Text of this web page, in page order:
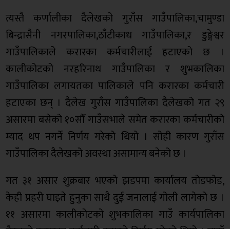
त्यस्तै कर्णालीका दैलेखको गुराँस गाउँपालिका,चामुण्डा
बिन्द्रासैनी नगरपालिका,ठाँटीकाध गाउँपालिका,र डुङ्गेश्वर
गाउँपालिकाले करारका कर्मचारीलाई हटाएको छ ।
कालीकोटको नरहरिनाथ गाउँपालिका र शुभकालिका
गाउँपालिका लगायतका पालिकाले पनि करारका कर्मचारी
हटाएका छन् । दैलेख गुराँस गाउँपालिका दैलेखको गत २९
असारमा बसेको १०सौँ गाउँसभाले समेत करारका कर्मचारीको
म्याद थप नगर्ने निर्णय गरेको थियो । सोही कारण गुराँस
गाउँपालिका दैलेखको अवस्था असामान्य बनेको छ ।
गत ३१ असार शुक्रबार भएको झडपमा कार्यालय तोडफोड,
केही प्रहरी घाइते हुनुका साथै दुई जनालाई गोली लागेको छ ।
११ असारमा कालीकोटको शुभकालिका गाउँ कार्यपालिका